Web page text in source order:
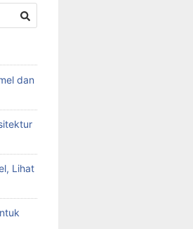
dan
Lihat